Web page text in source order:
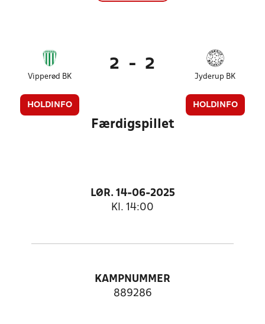
Vipperød BK
HOLDINFO
2 - 2
Jyderup BK
HOLDINFO
Færdigspillet
LØR. 14-06-2025
Kl. 14:00
KAMPNUMMER
889286